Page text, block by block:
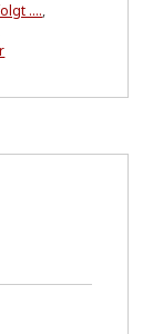
....,
zu
vergessen